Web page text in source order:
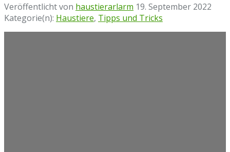
Veröffentlicht von haustierarlarm 19. September 2022
Kategorie(n): Haustiere, Tipps und Tricks